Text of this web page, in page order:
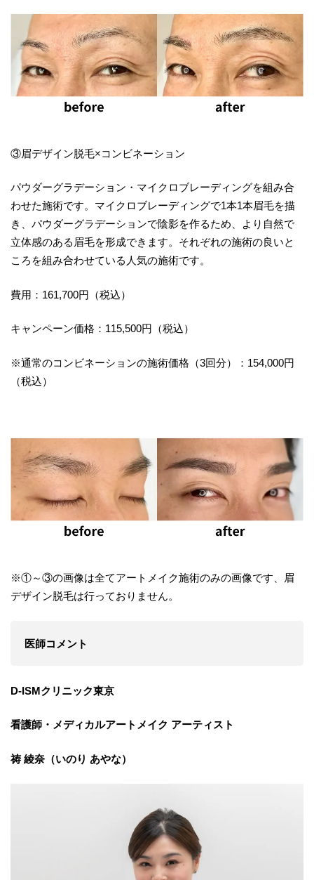
③眉デザイン脱毛×コンビネーション
パウダーグラデーション・マイクロブレーディングを組み合
わせた施術です。マイクロブレーディングで1本1本眉毛を描
き、パウダーグラデーションで陰影を作るため、より自然で
立体感のある眉毛を形成できます。それぞれの施術の良いと
ころを組み合わせている人気の施術です。
費用：161,700円（税込）
キャンペーン価格：115,500円（税込）
※通常のコンビネーションの施術価格（3回分）：154,000円
（税込）
※①～③の画像は全てアートメイク施術のみの画像です、眉
デザイン脱毛は行っておりません。
医師コメント
D-ISMクリニック東京
看護師・メディカルアートメイク アーティスト
祷 綾奈（いのり あやな）